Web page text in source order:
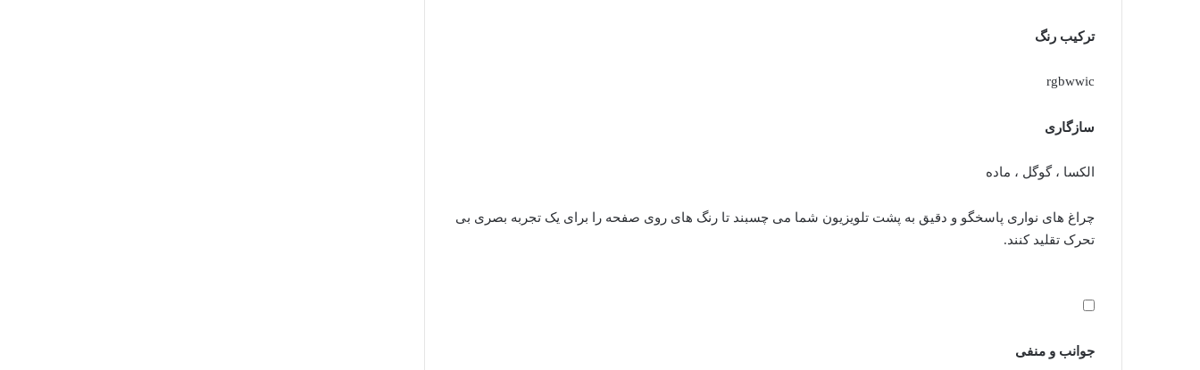
ترکیب رنگ
rgbwwic
سازگاری
الکسا ، گوگل ، ماده
چراغ های نواری پاسخگو و دقیق به پشت تلویزیون شما می چسبند تا رنگ های روی صفحه را برای یک تجربه بصری بی
تحرک تقلید کنند.
جوانب و منفی